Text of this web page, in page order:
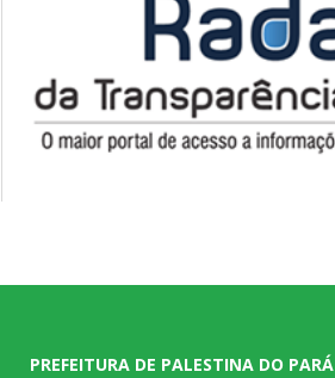
PREFEITURA DE PALESTINA DO PARÁ